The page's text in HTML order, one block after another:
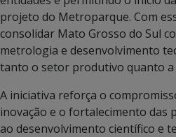
projeto do Metroparque. Com
consolidar Mato Grosso do Sul
metrologia e desenvolvimento
tanto o setor produtivo quanto a
A iniciativa reforça o
inovação e o fortalecimento das
ao desenvolvimento científico e